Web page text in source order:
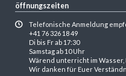
öffnungszeiten
Telefonische Anmeldung
+41 76 326 18 49
Di bis Fr ab 17:30
Samstag ab 10 Uhr
Wärend unterricht im Wasser,
Wir danken für Euer